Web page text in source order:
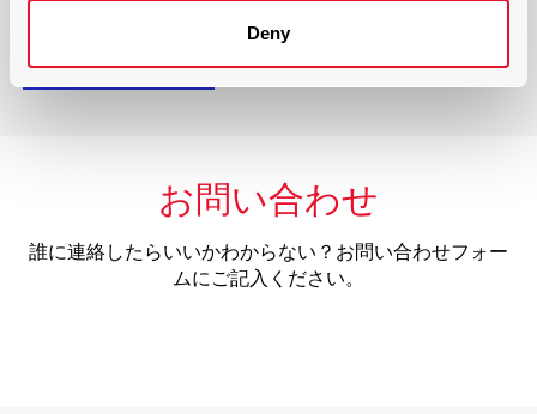
Deny
ダウンロード
お問い合わせ
誰に連絡したらいいかわからない？お問い合わせフォー
ムにご記入ください。